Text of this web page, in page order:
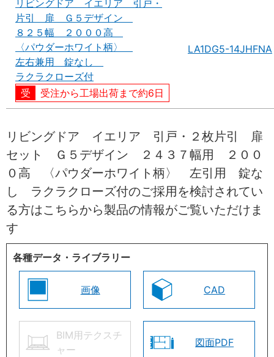
リビングドア イエリア 引戸・
片引 扉 Ｇ５デザイン
８２５幅 ２０００高
〈パウダーホワイト柄〉
左右兼用 錠なし
ラクラクローズ付
受注から工場出荷まで約6日
LA1DG5-14JHFNA
リビングドア イエリア 引戸・２枚片引 扉
セット Ｇ５デザイン ２４３７幅用 ２００
０高 〈パウダーホワイト柄〉 左引用 錠な
し ラクラクローズ付のご採用を検討されてい
る方はこちらから製品の情報がご覧いただけま
す
各種データ・ライブラリー
画像 CAD
BIM用テクスチ
ャー
図面PDF